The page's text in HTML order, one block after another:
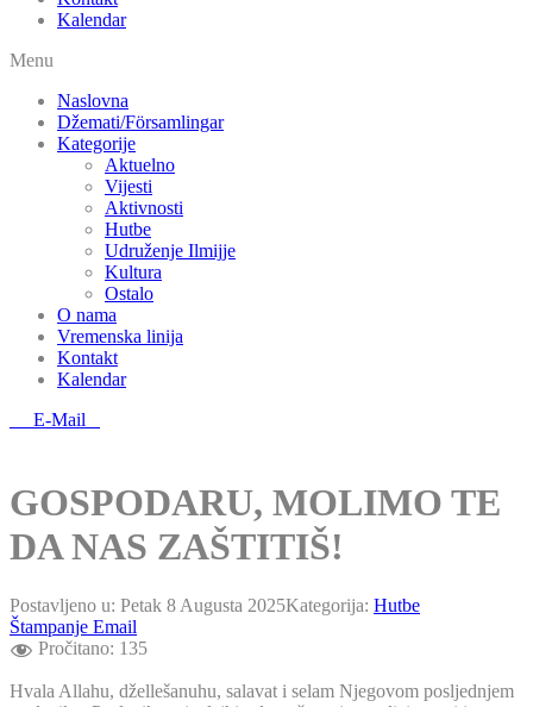
Kalendar
Menu
Naslovna
Džemati/Församlingar
Kategorije
Aktuelno
Vijesti
Aktivnosti
Hutbe
Udruženje Ilmijje
Kultura
Ostalo
O nama
Vremenska linija
Kontakt
Kalendar
E-Mail
GOSPODARU, MOLIMO TE
DA NAS ZAŠTITIŠ!
Postavljeno u: Petak 8 Augusta 2025Kategorija: Hutbe
Štampanje Email
Pročitano: 135
Hvala Allahu, džellešanuhu, salavat i selam Njegovom posljednjem